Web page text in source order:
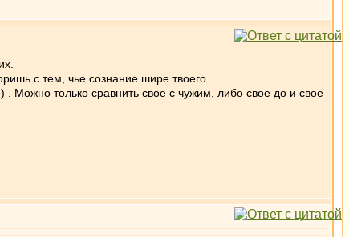
с тем, чье сознание шире твоего.
) . Можно только сравнить свое с чужим, либо свое до и свое